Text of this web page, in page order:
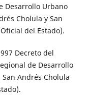
Desarrollo Urbano
Cholula y San
del Estado).
Decreto del
de Desarrollo
Andrés Cholula